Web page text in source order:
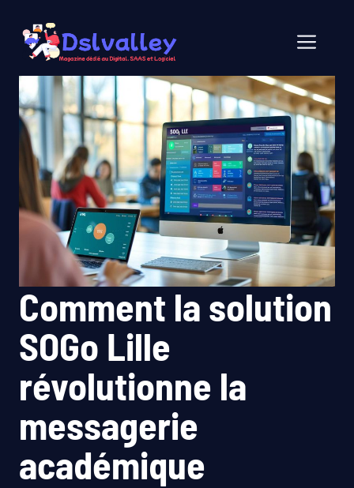
contenu
Comment la solution
SOGo Lille
révolutionne la
messagerie
académique